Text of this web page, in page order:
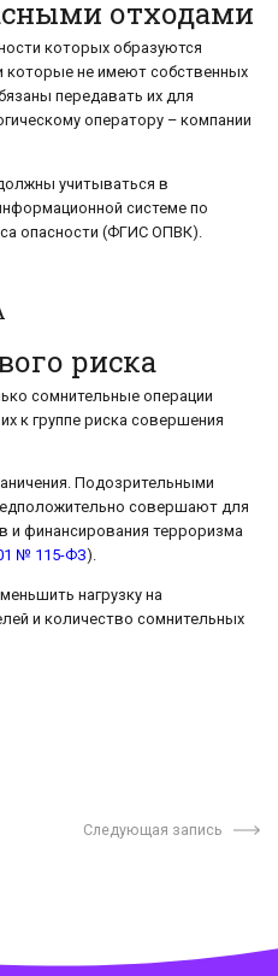
отходами
которых образуются
которые не имеют собственных
передавать их для
оператору – компании
учитываться в
системе по
опасности (ФГИС ОПВК).
риска
сомнительные операции
к группе риска совершения
Подозрительными
совершают для
и финансирования терроризма
№ 115-ФЗ).
нагрузку на
и количество сомнительных
Следующая запись